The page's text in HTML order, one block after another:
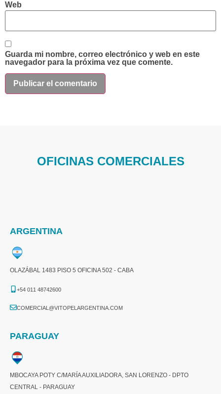
Web
Guarda mi nombre, correo electrónico y web en este
navegador para la próxima vez que comente.
OFICINAS COMERCIALES
ARGENTINA
OLAZÁBAL 1483 PISO 5 OFICINA 502 - CABA
+54 011 48742600​
COMERCIAL@VITOPELARGENTINA.COM​
PARAGUAY
MBOCAYA POTY C/MARÍA AUXILIADORA, SAN LORENZO - DPTO
CENTRAL - PARAGUAY